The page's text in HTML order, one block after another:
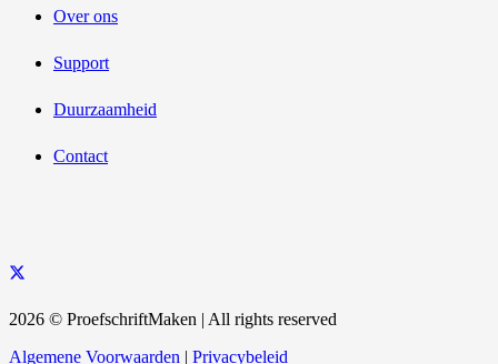
Over ons
Support
Duurzaamheid
Contact
2026 © ProefschriftMaken | All rights reserved
Algemene Voorwaarden | Privacybeleid